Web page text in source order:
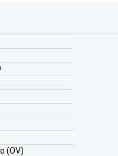
(OV)